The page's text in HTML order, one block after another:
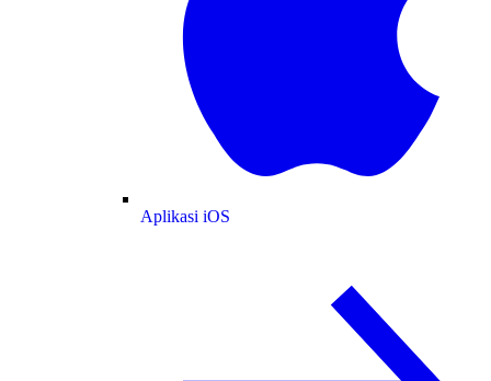
Aplikasi iOS